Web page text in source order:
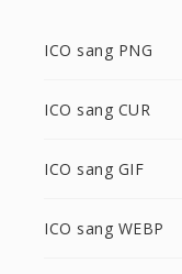
ICO sang PNG
ICO sang CUR
ICO sang GIF
ICO sang WEBP